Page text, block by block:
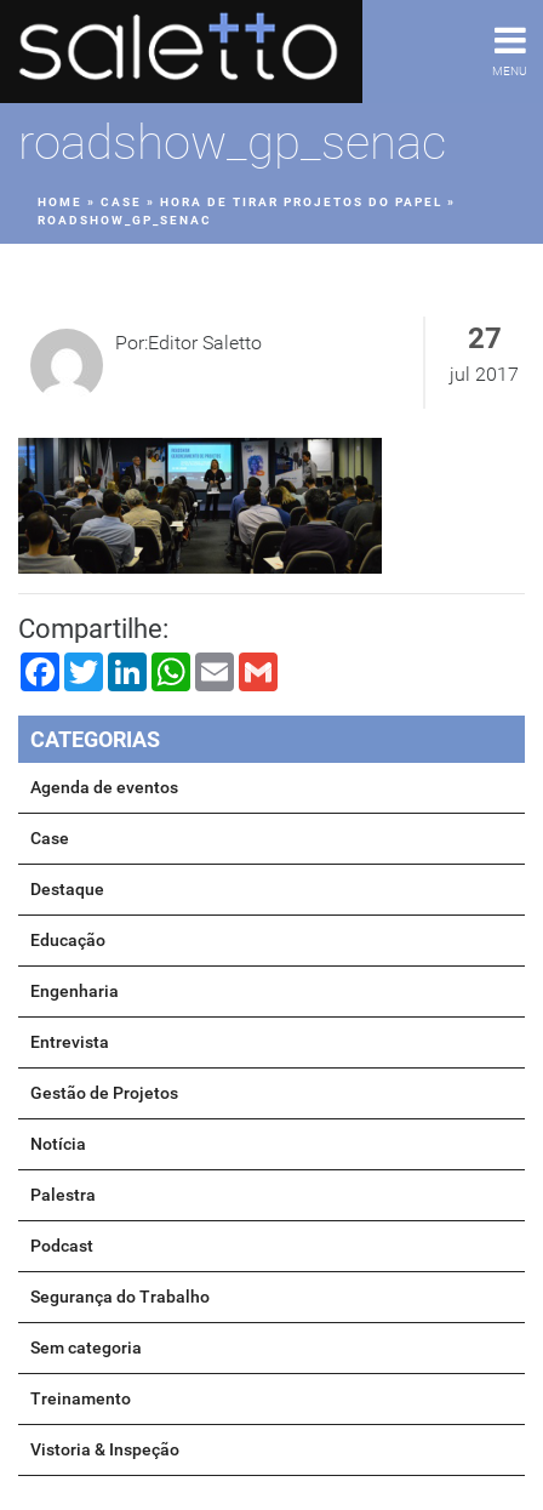
MENU
roadshow_gp_senac
HOME » CASE » HORA DE TIRAR PROJETOS DO PAPEL
»
ROADSHOW_GP_SENAC
Por:Editor Saletto 27
jul 2017
Compartilhe:
FacebookTwitterLinkedInWhatsApp
Email
CATEGORIAS
Agenda de eventos
Case
Destaque
Educação
Engenharia
Entrevista
Gestão de Projetos
Notícia
Palestra
Podcast
Segurança do Trabalho
Sem categoria
Treinamento
Vistoria & Inspeção